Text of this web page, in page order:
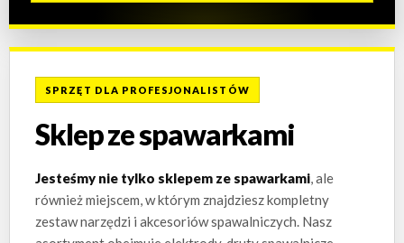
SPRZĘT DLA PROFESJONALISTÓW
Sklep ze spawarkami
Jesteśmy nie tylko sklepem ze spawarkami, ale
również miejscem, w którym znajdziesz kompletny
zestaw narzędzi i akcesoriów spawalniczych. Nasz